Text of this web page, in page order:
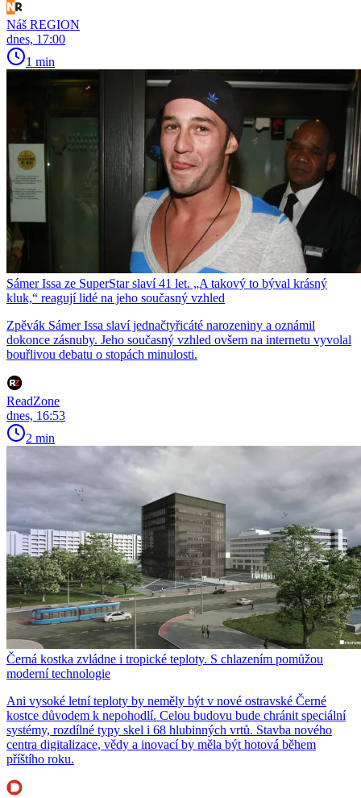
Náš REGION
dnes, 17:00
1 min
Sámer Issa ze SuperStar slaví 41 let. „A takový to býval krásný
kluk,“ reagují lidé na jeho současný vzhled
Zpěvák Sámer Issa slaví jednačtyřicáté narozeniny a oznámil
dokonce zásnuby. Jeho současný vzhled ovšem na internetu vyvolal
bouřlivou debatu o stopách minulosti.
ReadZone
dnes, 16:53
2 min
Černá kostka zvládne i tropické teploty. S chlazením pomůžou
moderní technologie
Ani vysoké letní teploty by neměly být v nové ostravské Černé
kostce důvodem k nepohodlí. Celou budovu bude chránit speciální
systémy, rozdílné typy skel i 68 hlubinných vrtů. Stavba nového
centra digitalizace, vědy a inovací by měla být hotová během
příštího roku.